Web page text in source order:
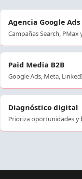
Agencia Google Ads
Campañas Search,
Paid Media B2B
Google Ads, Meta,
Diagnóstico digital
Prioriza oportunidades y